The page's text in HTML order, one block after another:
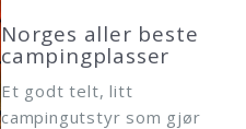
Norges aller beste
campingplasser
Et godt telt, litt
campingutstyr som gjør